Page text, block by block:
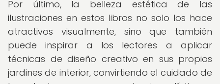
Por último, la belleza estética de las
ilustraciones en estos libros no solo los hace
atractivos visualmente, sino que también
puede inspirar a los lectores a aplicar
técnicas de diseño creativo en sus propios
jardines de interior, convirtiendo el cuidado de